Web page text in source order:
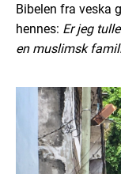
Bibelen fra veska
hennes: Er jeg
en muslimsk